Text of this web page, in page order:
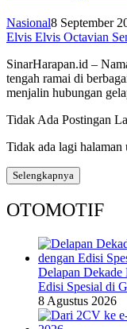
Nasional8 September
Elvis Elvis Octavian
SinarHarapan.id –
tengah ramai di
menjalin hubungan
Tidak Ada Postingan
Tidak ada lagi halaman
Selengkapnya
OTOMOTIF
Delapan Dekade
Edisi Spesial di
8 Agustus 2026